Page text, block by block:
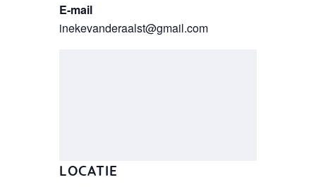
E-mail
inekevanderaalst@gmail.com
LOCATIE